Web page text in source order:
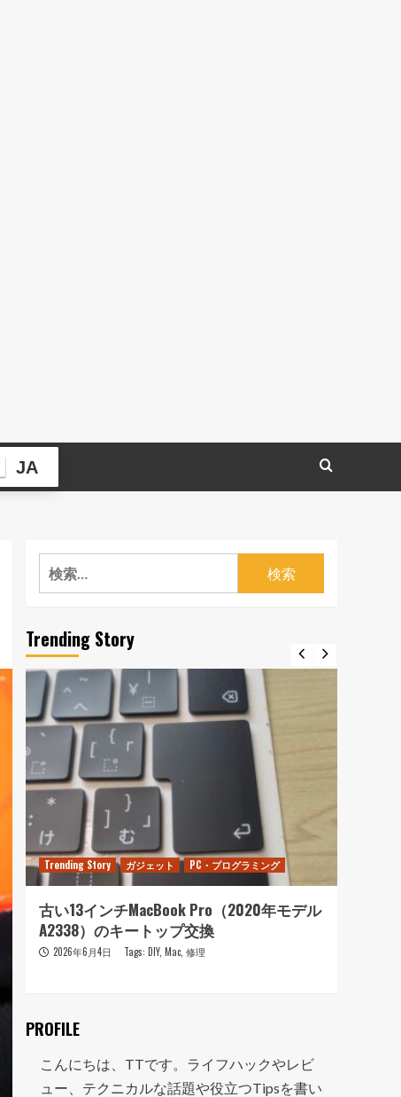
JA
検
索:
Trending Story
Trending Story ガジェット PC・プログラミング
古い13インチMacBook Pro（2020年モデル
A2338）のキートップ交換
2026年6月4日 Tags: DIY, Mac, 修理
PROFILE
こんにちは、TTです。ライフハックやレビ
ュー、テクニカルな話題や役立つTipsを書い